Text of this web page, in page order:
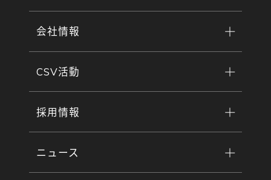
会社情報
CSV活動
採用情報
ニュース